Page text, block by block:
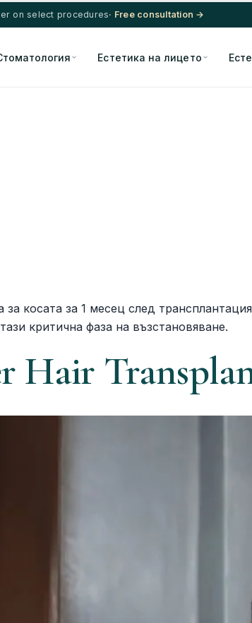
on select procedures· Free consultation →
Естетика на лицето
косата за 1 месец след
критична фаза на възстановяване.
Hair